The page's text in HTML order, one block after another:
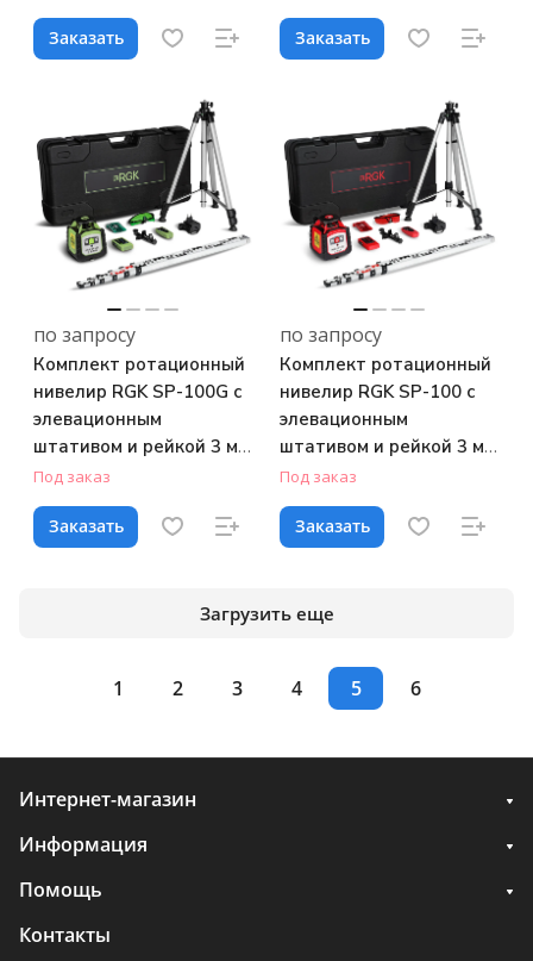
Заказать Заказать
по запросу
Комплект ротационный
нивелир RGK SP-100G с
элевационным
штативом и рейкой 3 м
COMBO
Под заказ
Заказать
по запросу
Комплект ротационный
нивелир RGK SP-100 с
элевационным
штативом и рейкой 3 м
COMBO
Под заказ
Заказать
Загрузить еще
1 2 3 4 5 6
Интернет-магазин
Информация
Помощь
Контакты